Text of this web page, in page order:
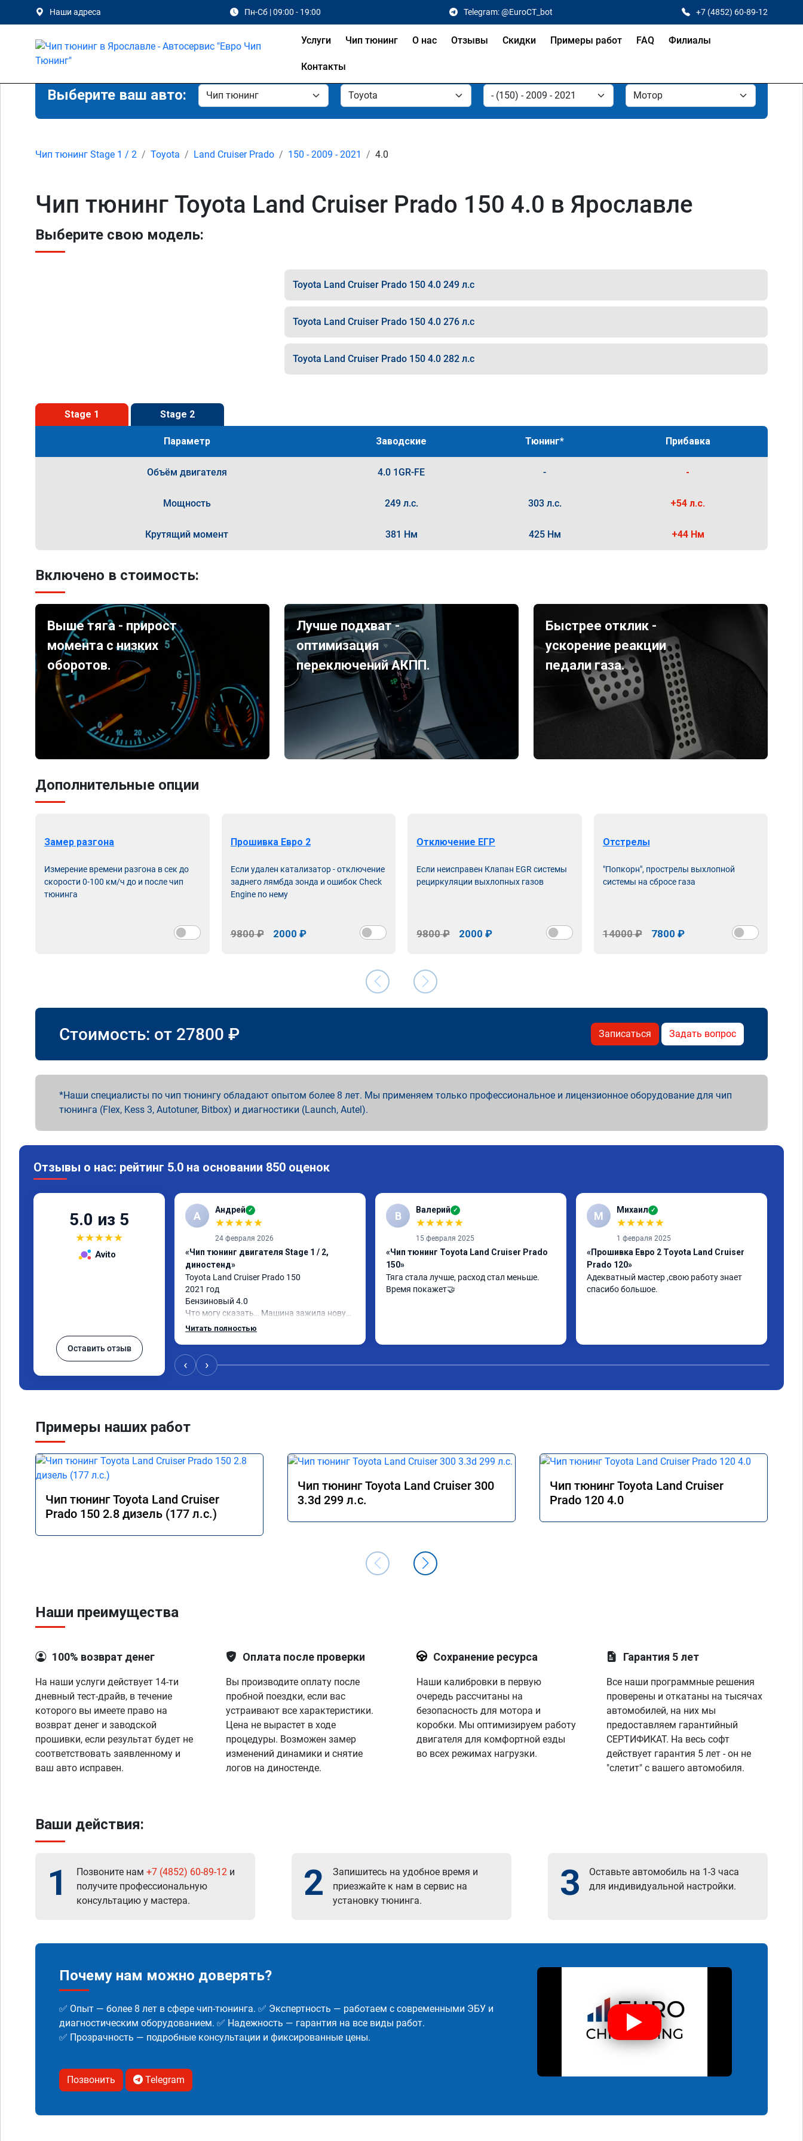
Наши адреса Пн-Сб | 09:00 - 19:00 Telegram: @EuroCT_bot +7 (4852) 60-89-12
Услуги Чип тюнинг О нас Отзывы Скидки Примеры работ FAQ Филиалы
Контакты
Выберите ваш авто:
Чип тюнинг Stage 1 / 2 Toyota Land Cruiser Prado 150 - 2009 - 2021 4.0
Чип тюнинг Toyota Land Cruiser Prado 150 4.0 в Ярославле
Выберите свою модель:
Toyota Land Cruiser Prado 150 4.0 249 л.с
Toyota Land Cruiser Prado 150 4.0 276 л.с
Toyota Land Cruiser Prado 150 4.0 282 л.с
Stage 1 Stage 2
Параметр Заводские Тюнинг* Прибавка
Объём двигателя 4.0 1GR-FE - -
Мощность 249 л.с. 303 л.с. +54 л.с.
Крутящий момент 381 Нм 425 Нм +44 Нм
Включено в стоимость:
Выше тяга - прирост
момента с низких
оборотов.
Лучше подхват -
оптимизация
переключений АКПП.
Быстрее отклик -
ускорение реакции
педали газа.
Дополнительные опции
Замер разгона
Измерение времени разгона в сек до
скорости 0-100 км/ч до и после чип
тюнинга
Прошивка Евро 2
Если удален катализатор - отключение
заднего лямбда зонда и ошибок Check
Engine по нему
9800 ₽ 2000 ₽
Отключение ЕГР
Если неисправен Клапан EGR системы
рециркуляции выхлопных газов
9800 ₽ 2000 ₽
Отстрелы
"Попкорн", прострелы выхлопной
системы на сбросе газа
14000 ₽ 7800 ₽
Стоимость: от 27800 ₽ Записаться Задать вопрос
Наши специалисты по чип тюнингу обладают опытом более 8 лет. Мы применяем только профессиональное и лицензионное оборудование для чип
тюнинга (Flex, Kess 3, Autotuner, Bitbox) и диагностики (Launch, Autel).
Отзывы о нас: рейтинг 5.0 на основании 850 оценок
5.0 из 5
★★★★★
Avito
Оставить отзыв
А Андрей ✓
★★★★★
24 февраля 2026
«Чип тюнинг двигателя Stage 1 / 2,
диностенд»
Toyota Land Cruiser Prado 150
2021 год
Бензиновый 4.0
Что могу сказать… Машина зажила новую
жизнь)
Самое заметное - машина стала лучше
отзываться на педаль газа и тянуть с
эластичный.
Рекомендую!
Читать полностью
В Валерий ✓
★★★★★
15 февраля 2025
«Чип тюнинг Toyota Land Cruiser Prado
150»
Тяга стала лучше, расход стал меньше.
Время покажет🤝
М Михаил ✓
★★★★★
1 февраля 2025
«Прошивка Евро 2 Toyota Land Cruiser
Prado 120»
Адекватный мастер ,свою работу знает
спасибо большое.
‹ ›
Примеры наших работ
Чип тюнинг Toyota Land Cruiser
Prado 150 2.8 дизель (177 л.с.)
Чип тюнинг Toyota Land Cruiser 300
3.3d 299 л.с.
Чип тюнинг Toyota Land Cruiser
Prado 120 4.0
Наши преимущества
100% возврат денег
На наши услуги действует 14-ти
дневный тест-драйв, в течение
которого вы имеете право на
возврат денег и заводской
прошивки, если результат будет не
соответствовать заявленному и
ваш авто исправен.
Оплата после проверки
Вы производите оплату после
пробной поездки, если вас
устраивают все характеристики.
Цена не вырастет в ходе
процедуры. Возможен замер
изменений динамики и снятие
логов на диностенде.
Сохранение ресурса
Наши калибровки в первую
очередь рассчитаны на
безопасность для мотора и
коробки. Мы оптимизируем работу
двигателя для комфортной езды
во всех режимах нагрузки.
Гарантия 5 лет
Все наши программные решения
проверены и откатаны на тысячах
автомобилей, на них мы
предоставляем гарантийный
СЕРТИФИКАТ. На весь софт
действует гарантия 5 лет - он не
"слетит" с вашего автомобиля.
Ваши действия:
1 Позвоните нам +7 (4852) 60-89-12 и
получите профессиональную
консультацию у мастера.
2
Запишитесь на удобное время и
приезжайте к нам в сервис на
установку тюнинга.
3
Оставьте автомобиль на 1-3 часа
для индивидуальной настройки.
Почему нам можно доверять?
✅ Опыт — более 8 лет в сфере чип-тюнинга. ✅ Экспертность — работаем с современными ЭБУ и
диагностическим оборудованием. ✅ Надежность — гарантия на все виды работ.
✅ Прозрачность — подробные консультации и фиксированные цены.
Позвонить Telegram